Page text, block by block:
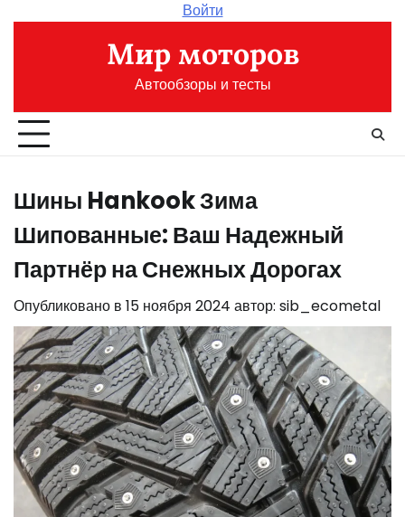
Войти
Мир моторов
Автообзоры и тесты
Шины Hankook Зима
Шипованные: Ваш Надежный
Партнёр на Снежных Дорогах
Опубликовано в 15 ноября 2024 автор: sib_ecometal